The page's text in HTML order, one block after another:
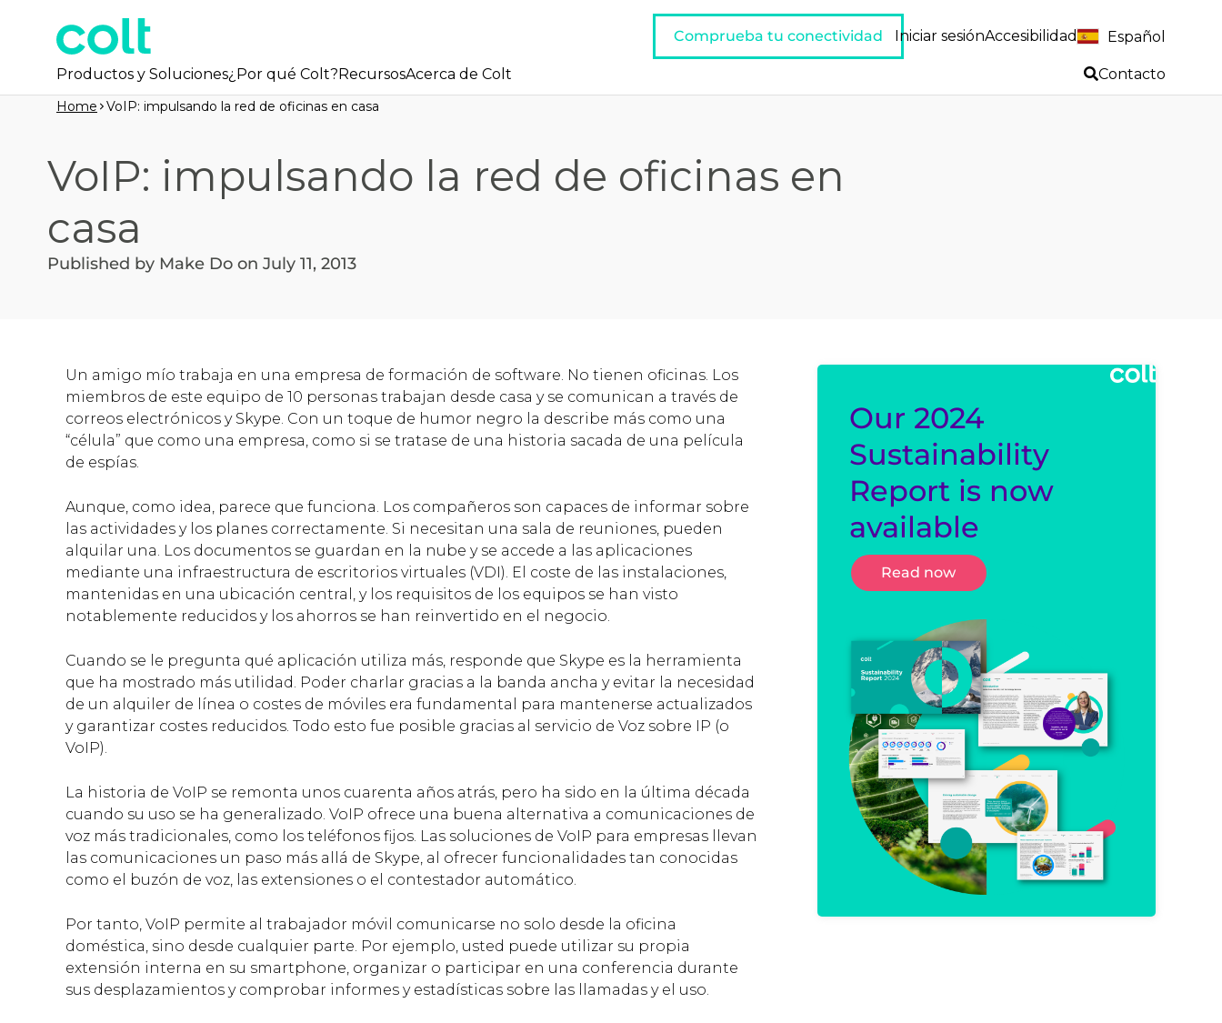
Productos y Soluciones¿Por qué Colt?RecursosAcerca de Colt
Comprueba tu conectividad Iniciar sesiónAccesibilidad Español
Contacto
Home VoIP: impulsando la red de oficinas en casa
VoIP: impulsando la red de oficinas en
casa
Published by Make Do on July 11, 2013
Un amigo mío trabaja en una empresa de formación de software. No tienen oficinas. Los
miembros de este equipo de 10 personas trabajan desde casa y se comunican a través de
correos electrónicos y Skype. Con un toque de humor negro la describe más como una
“célula” que como una empresa, como si se tratase de una historia sacada de una película
de espías.
Aunque, como idea, parece que funciona. Los compañeros son capaces de informar sobre
las actividades y los planes correctamente. Si necesitan una sala de reuniones, pueden
alquilar una. Los documentos se guardan en la nube y se accede a las aplicaciones
mediante una infraestructura de escritorios virtuales (VDI). El coste de las instalaciones,
mantenidas en una ubicación central, y los requisitos de los equipos se han visto
notablemente reducidos y los ahorros se han reinvertido en el negocio.
Cuando se le pregunta qué aplicación utiliza más, responde que Skype es la herramienta
que ha mostrado más utilidad. Poder charlar gracias a la banda ancha y evitar la necesidad
de un alquiler de línea o costes de móviles era fundamental para mantenerse actualizados
y garantizar costes reducidos. Todo esto fue posible gracias al servicio de Voz sobre IP (o
VoIP).
La historia de VoIP se remonta unos cuarenta años atrás, pero ha sido en la última década
cuando su uso se ha generalizado. VoIP ofrece una buena alternativa a comunicaciones de
voz más tradicionales, como los teléfonos fijos. Las soluciones de VoIP para empresas llevan
las comunicaciones un paso más allá de Skype, al ofrecer funcionalidades tan conocidas
como el buzón de voz, las extensiones o el contestador automático.
Por tanto, VoIP permite al trabajador móvil comunicarse no solo desde la oficina
doméstica, sino desde cualquier parte. Por ejemplo, usted puede utilizar su propia
extensión interna en su smartphone, organizar o participar en una conferencia durante
sus desplazamientos y comprobar informes y estadísticas sobre las llamadas y el uso.
Our 2024
Sustainability
Report is now
available
Read now